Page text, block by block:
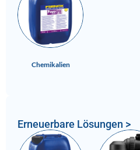
Chemikalien
Erneuerbare Lösungen >